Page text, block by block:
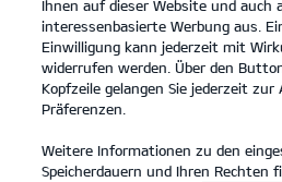
Modelle
Business
Angebote
Ihnen auf dieser Website und auch
interessenbasierte Werbung aus.
Einwilligung kann jederzeit mit
widerrufen werden. Über den
Kopfzeile gelangen Sie jederzeit zur
Präferenzen.
Weitere Informationen zu den
Speicherdauern und Ihren Rechten